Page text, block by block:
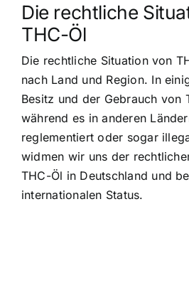
Die rechtliche
THC-Öl
Die rechtliche Situation von
nach Land und Region. In
Besitz und der Gebrauch von
während es in anderen
reglementiert oder sogar
widmen wir uns der
THC-Öl in Deutschland und
internationalen Status.